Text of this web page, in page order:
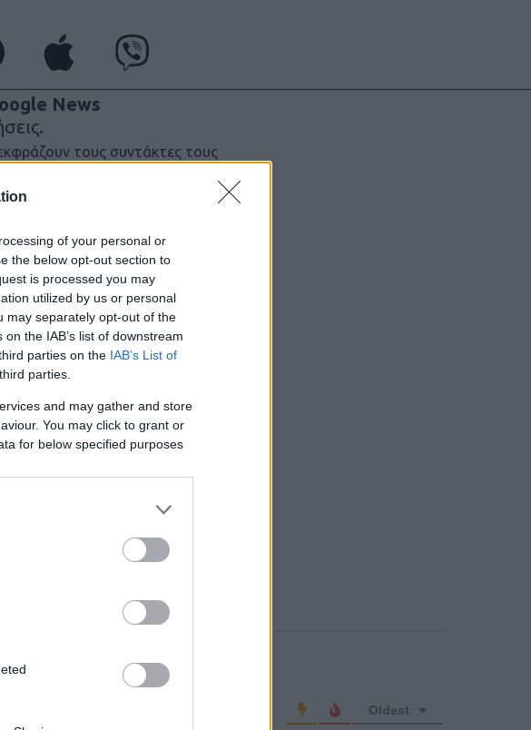
of your personal or
the below opt-out section to
is processed you may
utilized by us or personal
may separately opt-out of the
the IAB’s list of downstream
parties on the IAB’s List of
parties.
and may gather and store
You may click to grant or
for below specified purposes
News
τους συντάκτες τους
μέτρα. Ο ιστότοπος
Oldest